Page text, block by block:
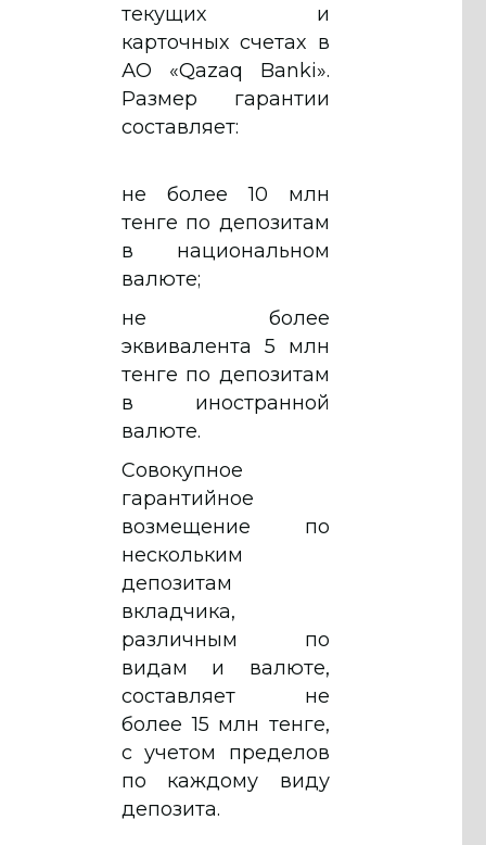
текущих и
карточных счетах в
АО «Qazaq Banki».
Размер гарантии
составляет:
не более 10 млн
тенге по депозитам
в национальном
валюте;
не более
эквивалента 5 млн
тенге по депозитам
в иностранной
валюте.
Совокупное
гарантийное
возмещение по
нескольким
депозитам
вкладчика,
различным по
видам и валюте,
составляет не
более 15 млн тенге,
с учетом пределов
по каждому виду
депозита.